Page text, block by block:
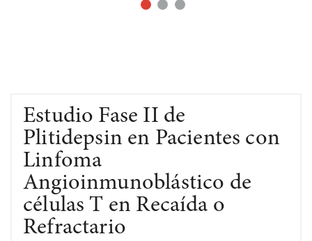
Estudio Fase II de
Plitidepsin en Pacientes con
Linfoma
Angioinmunoblástico de
células T en Recaída o
Refractario